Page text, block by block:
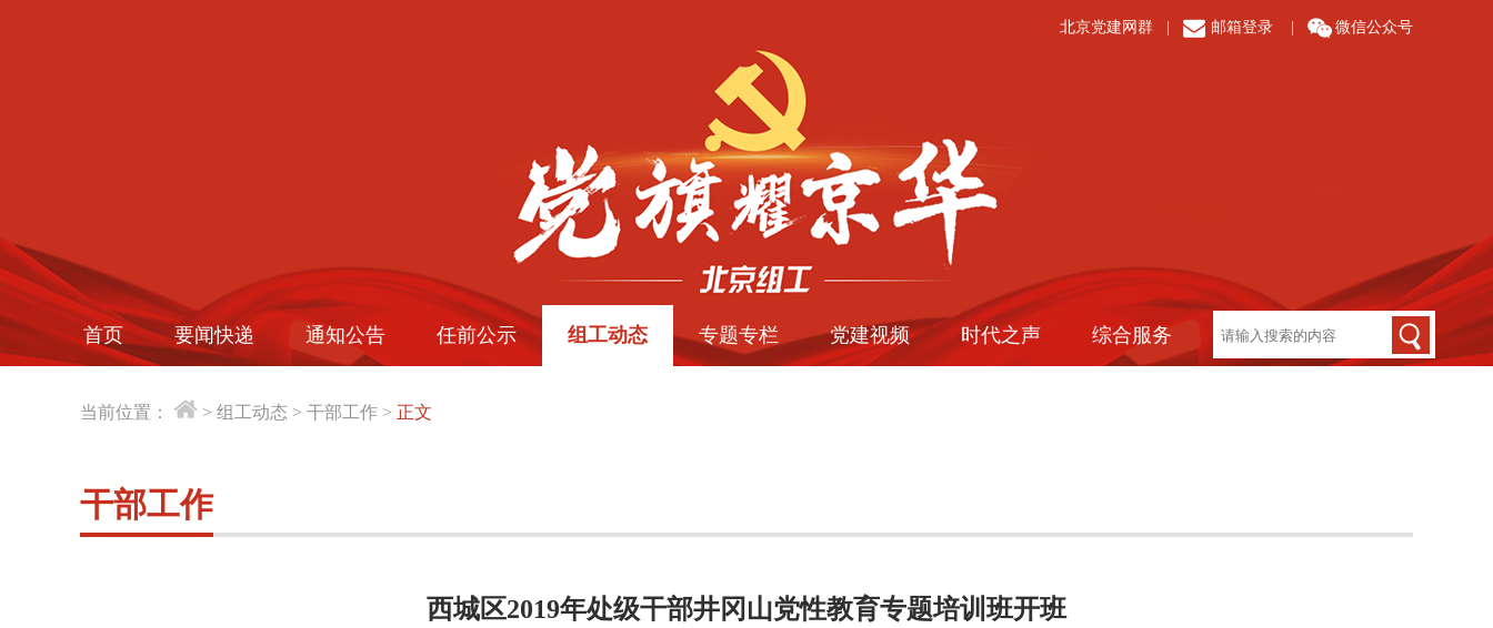
北京党建网群 邮箱登录 微信公众号
首页 要闻快递 通知公告 任前公示 组工动态 专题专栏 党建视频 时代之声 综合服务
当前位置： > 组工动态 > 干部工作 > 正文
干部工作
西城区2019年处级干部井冈山党性教育专题培训班开班